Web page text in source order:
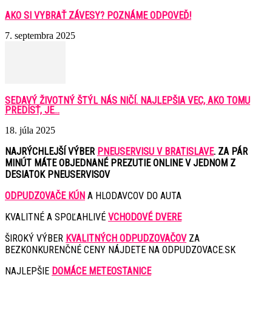
AKO SI VYBRAŤ ZÁVESY? POZNÁME ODPOVEĎ!
7. septembra 2025
SEDAVÝ ŽIVOTNÝ ŠTÝL NÁS NIČÍ. NAJLEPŠIA VEC, AKO TOMU
PREDÍSŤ, JE...
18. júla 2025
NAJRÝCHLEJŠÍ VÝBER PNEUSERVISU V BRATISLAVE. ZA PÁR
MINÚT MÁTE OBJEDNANÉ PREZUTIE ONLINE V JEDNOM Z
DESIATOK PNEUSERVISOV
ODPUDZOVAČE KÚN A HLODAVCOV DO AUTA
KVALITNÉ A SPOĽAHLIVÉ VCHODOVÉ DVERE
ŠIROKÝ VÝBER KVALITNÝCH ODPUDZOVAČOVZA
BEZKONKURENČNÉ CENY NÁJDETE NA ODPUDZOVACE.SK
NAJLEPŠIE DOMÁCE METEOSTANICE